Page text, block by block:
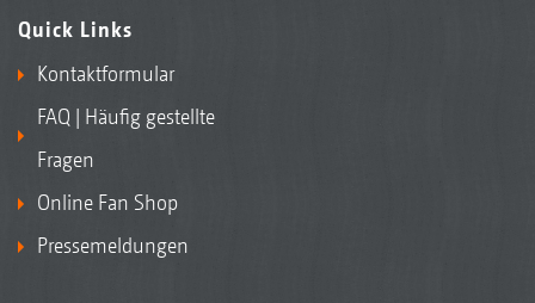
Quick Links
Kontaktformular
FAQ | Häufig gestellte
Fragen
Online Fan Shop
Pressemeldungen